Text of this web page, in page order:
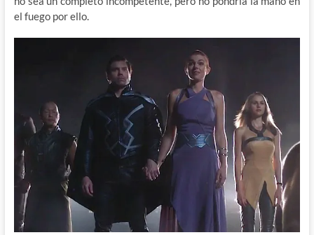
el fuego por ello.